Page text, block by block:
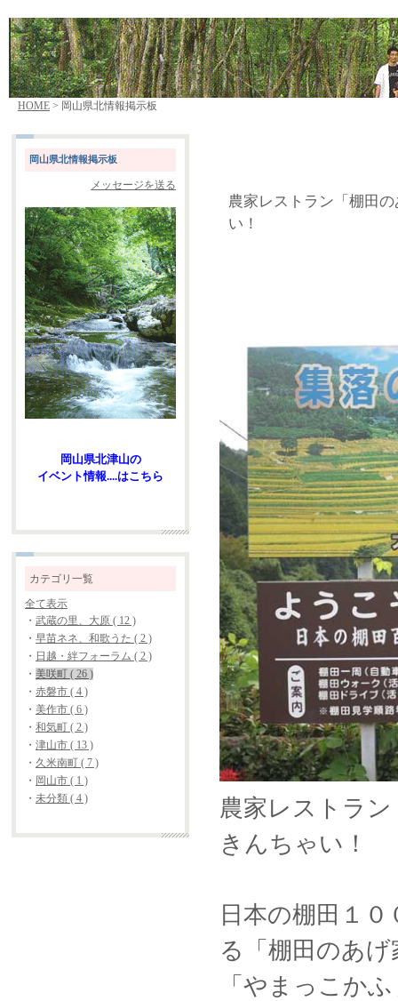
HOME > 岡山県北情報掲示板
岡山県北情報掲示板
メッセージを送る
岡山県北津山の
イベント情報....はこちら
カテゴリ一覧
全て表示
・ 武蔵の里、大原 ( 12 )
・ 早苗ネネ、和歌うた ( 2 )
・ 日越・絆フォーラム ( 2 )
・ 美咲町 ( 26 )
・ 赤磐市 ( 4 )
・ 美作市 ( 6 )
・ 和気町 ( 2 )
・ 津山市 ( 13 )
・ 久米南町 ( 7 )
・ 岡山市 ( 1 )
・ 未分類 ( 4 )
農家レストラン「棚田
い！
農家レストラン
きんちゃい！
日本の棚田１
る「棚田のあ
「やまっこか